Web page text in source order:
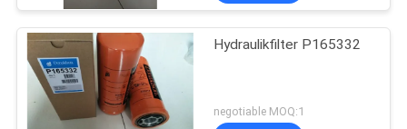
Hydraulikfilter P165332
negotiable MOQ:1